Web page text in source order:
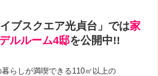
ブスクエア光貞台」では家
ルルーム4邸を公開中!!
らしが満喫できる110㎡以上の